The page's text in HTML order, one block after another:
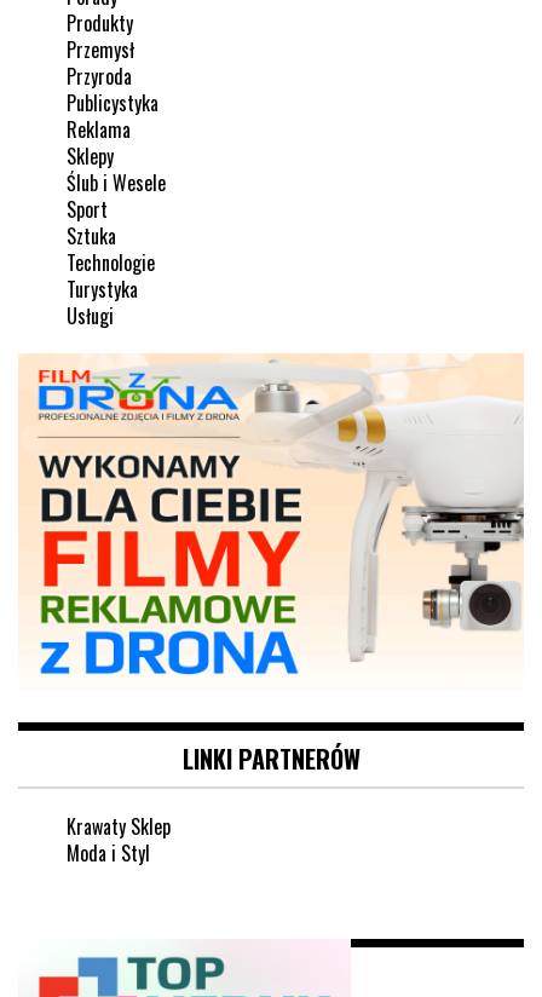
Produkty
Przemysł
Przyroda
Publicystyka
Reklama
Sklepy
Ślub i Wesele
Sport
Sztuka
Technologie
Turystyka
Usługi
LINKI PARTNERÓW
Krawaty Sklep
Moda i Styl